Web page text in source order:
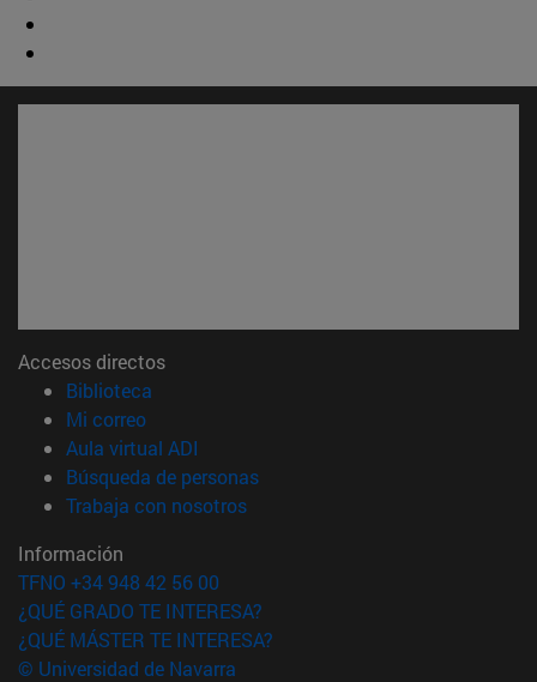
Accesos directos
Biblioteca
Mi correo(abre en nueva ventana)
Aula virtual ADI
Búsqueda de personas(abre en nueva ventana)
Trabaja con nosotros(abre en nueva ventana)
Información
TFNO +34 948 42 56 00
¿QUÉ GRADO TE INTERESA?
¿QUÉ MÁSTER TE INTERESA?
© Universidad de Navarra